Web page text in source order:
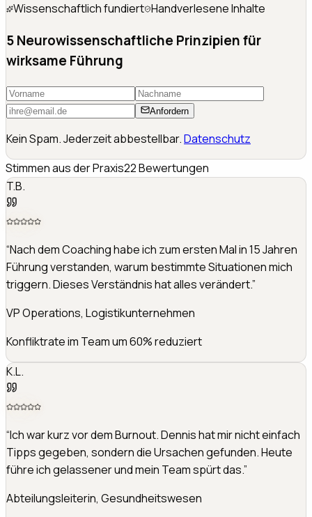
Wissenschaftlich fundiert Handverlesene Inhalte
5 Neurowissenschaftliche Prinzipien für
wirksame Führung
Anfordern
Kein Spam. Jederzeit abbestellbar.Datenschutz
Stimmen aus der Praxis22Bewertungen
T.B.
“Nach dem Coaching habe ich zum ersten Mal in 15 Jahren
Führung verstanden, warum bestimmte Situationen mich
triggern. Dieses Verständnis hat alles verändert.”
VP Operations, Logistikunternehmen
Konfliktrate im Team um 60% reduziert
K.L.
“Ich war kurz vor dem Burnout. Dennis hat mir nicht einfach
Tipps gegeben, sondern die Ursachen gefunden. Heute
führe ich gelassener und mein Team spürt das.”
Abteilungsleiterin, Gesundheitswesen